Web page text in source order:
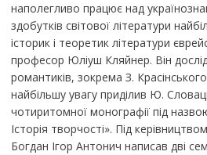
наполегливо працює над
здобутків світової літератури
історик і теоретик літератури
професор Юліуш Кляйнер. Він
романтиків, зокрема З.
найбільшу увагу приділив Ю.
чотиритомної монографії під
Історія творчості». Під
Богдан Ігор Антонич написав дві